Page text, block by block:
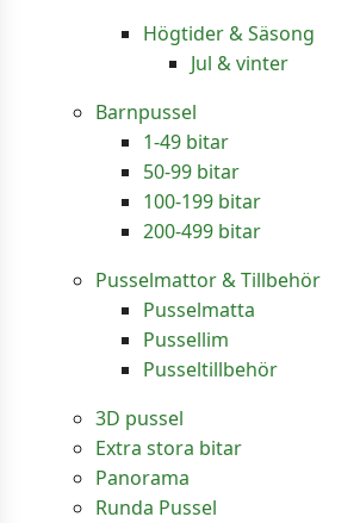
Högtider & Säsong
Jul & vinter
Barnpussel
1-49 bitar
50-99 bitar
100-199 bitar
200-499 bitar
Pusselmattor & Tillbehör
Pusselmatta
Pussellim
Pusseltillbehör
3D pussel
Extra stora bitar
Panorama
Runda Pussel